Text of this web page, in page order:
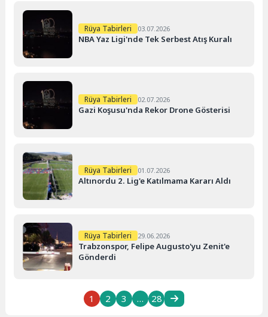
Rüya Tabirleri 03.07.2026
NBA Yaz Ligi'nde Tek Serbest Atış Kuralı
Rüya Tabirleri 02.07.2026
Gazi Koşusu'nda Rekor Drone Gösterisi
Rüya Tabirleri 01.07.2026
Altınordu 2. Lig'e Katılmama Kararı Aldı
Rüya Tabirleri 29.06.2026
Trabzonspor, Felipe Augusto'yu Zenit'e
Gönderdi
1 2 3 … 28